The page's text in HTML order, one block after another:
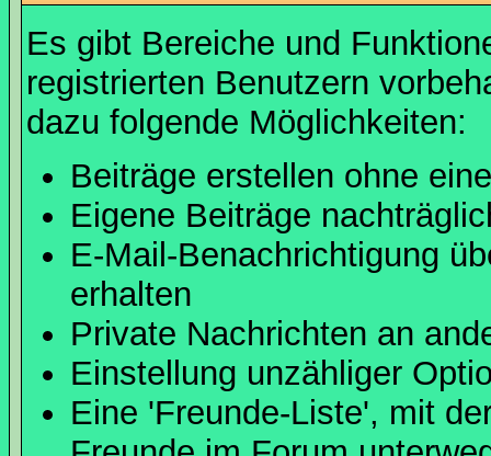
Es gibt Bereiche und
registrierten Benutzern
dazu folgende Möglichkeiten:
Beiträge erstellen ohne
Eigene Beiträge
E-Mail-Benachrichtigung
erhalten
Private Nachrichten an
Einstellung unzähliger
Eine 'Freunde-Liste', mit